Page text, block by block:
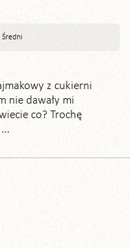
Średni
z cukierni
nie dawały mi
co? Trochę